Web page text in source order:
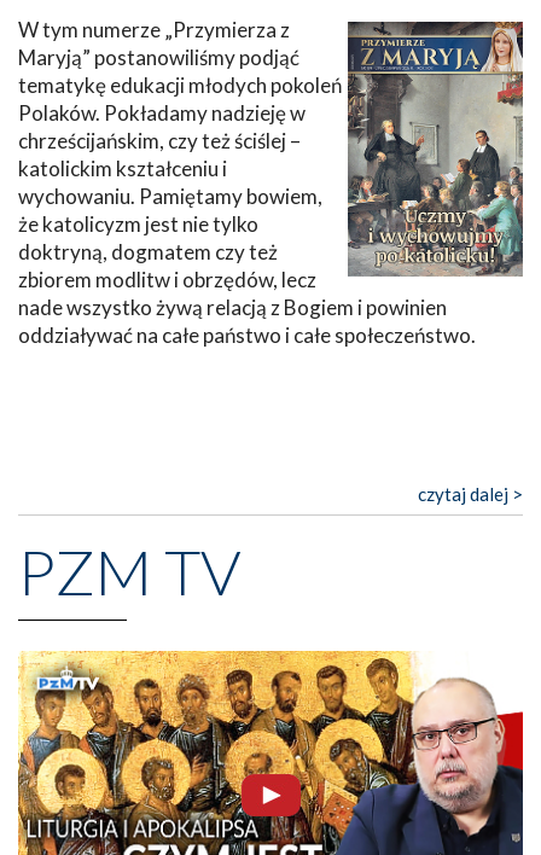
W tym numerze „Przymierza z
Maryją” postanowiliśmy podjąć
tematykę edukacji młodych pokoleń
Polaków. Pokładamy nadzieję w
chrześcijańskim, czy też ściślej –
katolickim kształceniu i
wychowaniu. Pamiętamy bowiem,
że katolicyzm jest nie tylko
doktryną, dogmatem czy też
zbiorem modlitw i obrzędów, lecz
nade wszystko żywą relacją z Bogiem i powinien
oddziaływać na całe państwo i całe społeczeństwo.
czytaj dalej >
PZM TV